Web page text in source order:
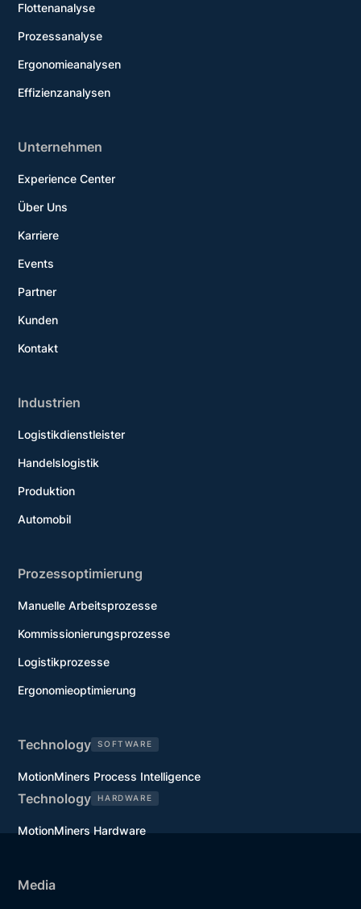
Flottenanalyse
Prozessanalyse
Ergonomieanalysen
Effizienzanalysen
Unternehmen
Experience Center
Über Uns
Karriere
Events
Partner
Kunden
Kontakt
Industrien
Logistikdienstleister
Handelslogistik
Produktion
Automobil
Prozessoptimierung
Manuelle Arbeitsprozesse
Kommissionierungsprozesse
Logistikprozesse
Ergonomieoptimierung
Technology SOFTWARE
MotionMiners Process Intelligence
Technology HARDWARE
MotionMiners Hardware
Media